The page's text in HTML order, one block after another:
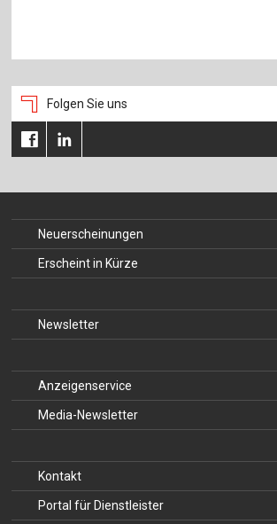
Folgen Sie uns
Neuerscheinungen
Erscheint in Kürze
Newsletter
Anzeigenservice
Media-Newsletter
Kontakt
Portal für Dienstleister